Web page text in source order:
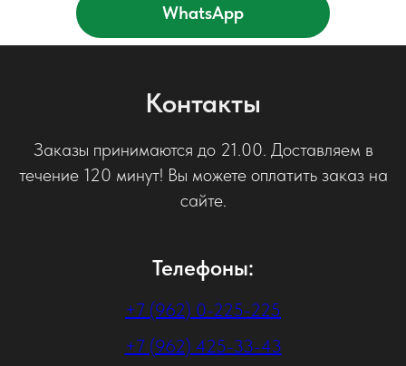
WhatsApp
Контакты
Заказы принимаются до 21.00. Доставляем в
течение 120 минут! Вы можете оплатить заказ на
сайте.
Телефоны:
+7 (962) 0-225-225
+7 (962) 425-33-43